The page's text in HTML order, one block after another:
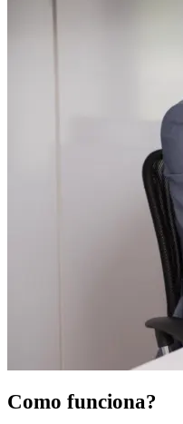
Como funciona?